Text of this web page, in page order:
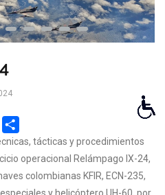
WhatsApp
tácticas y procedimientos
operacional Relámpago IX-24,
colombianas KFIR, ECN-235,
y helicóptero UH-60, por